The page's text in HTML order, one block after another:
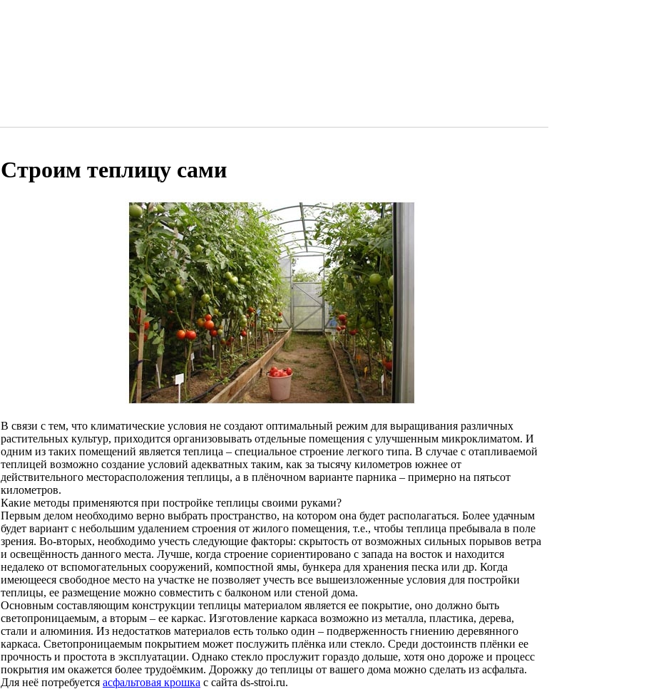
Строим теплицу сами
В связи с тем, что климатические условия не создают оптимальный режим для выращивания различных
растительных культур, приходится организовывать отдельные помещения с улучшенным микроклиматом. И
одним из таких помещений является теплица – специальное строение легкого типа. В случае с отапливаемой
теплицей возможно создание условий адекватных таким, как за тысячу километров южнее от
действительного месторасположения теплицы, а в плёночном варианте парника – примерно на пятьсот
километров.
Какие методы применяются при постройке теплицы своими руками?
Первым делом необходимо верно выбрать пространство, на котором она будет располагаться. Более удачным
будет вариант с небольшим удалением строения от жилого помещения, т.е., чтобы теплица пребывала в поле
зрения. Во-вторых, необходимо учесть следующие факторы: скрытость от возможных сильных порывов ветра
и освещённость данного места. Лучше, когда строение сориентировано с запада на восток и находится
недалеко от вспомогательных сооружений, компостной ямы, бункера для хранения песка или др. Когда
имеющееся свободное место на участке не позволяет учесть все вышеизложенные условия для постройки
теплицы, ее размещение можно совместить с балконом или стеной дома.
Основным составляющим конструкции теплицы материалом является ее покрытие, оно должно быть
светопроницаемым, а вторым – ее каркас. Изготовление каркаса возможно из металла, пластика, дерева,
стали и алюминия. Из недостатков материалов есть только один – подверженность гниению деревянного
каркаса. Светопроницаемым покрытием может послужить плёнка или стекло. Среди достоинств плёнки ее
прочность и простота в эксплуатации. Однако стекло прослужит гораздо дольше, хотя оно дороже и процесс
покрытия им окажется более трудоёмким. Дорожку до теплицы от вашего дома можно сделать из асфальта.
Для неё потребуется асфальтовая крошка с сайта ds-stroi.ru.